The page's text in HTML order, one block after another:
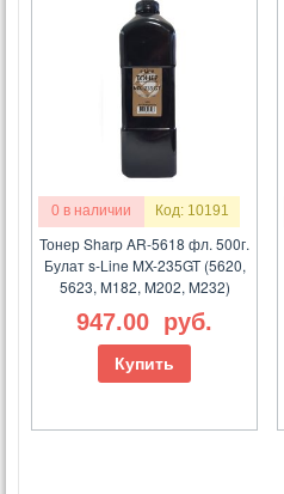
0 в наличии Код: 10191
Тонер Sharp AR-5618 фл. 500г.
Булат s-Line MX-235GT (5620,
5623, M182, M202, M232)
947.00 руб.
Купить